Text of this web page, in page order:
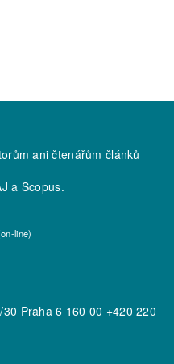
ani čtenářům článků
a Scopus.
line)
Praha 6 160 00 +420 220